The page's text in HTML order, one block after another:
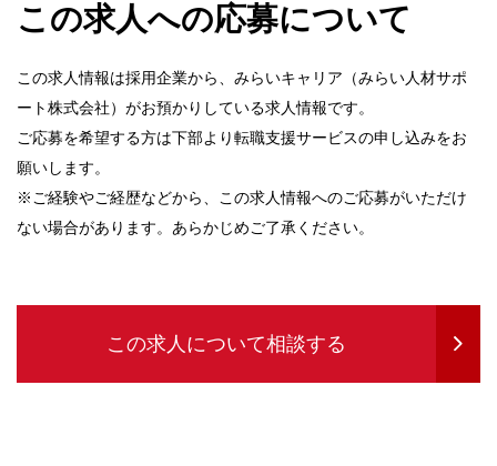
この求人への応募について
この求人情報は採用企業から、みらいキャリア（みらい人材サポ
ート株式会社）がお預かりしている求人情報です。
ご応募を希望する方は下部より転職支援サービスの申し込みをお
願いします。
※ご経験やご経歴などから、この求人情報へのご応募がいただけ
ない場合があります。あらかじめご了承ください。
この求人について相談する